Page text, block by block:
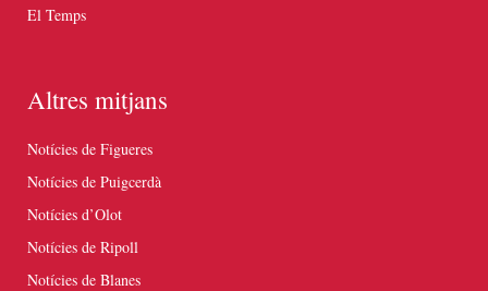
El Temps
Altres mitjans
Notícies de Figueres
Notícies de Puigcerdà
Notícies d’Olot
Notícies de Ripoll
Notícies de Blanes